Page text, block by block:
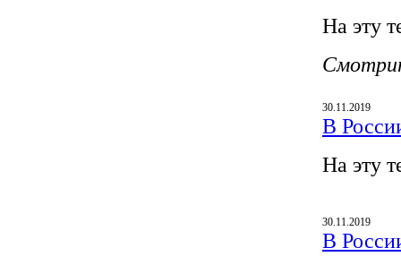
На эту
30.11.2019
В
На эту
30.11.2019
В